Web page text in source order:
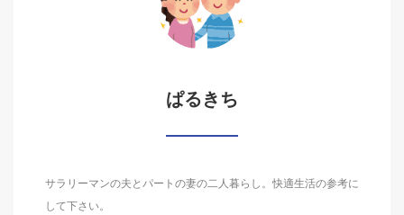
ぱるきち
サラリーマンの夫とパートの妻の二人暮らし。快適生活の参考に
して下さい。